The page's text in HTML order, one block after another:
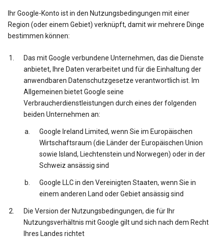
Ihr Google-Konto ist in den Nutzungsbedingungen mit einer
Region (oder einem Gebiet) verknüpft, damit wir mehrere Dinge
bestimmen können:
Das mit Google verbundene Unternehmen, das die Dienste
anbietet, Ihre Daten verarbeitet und für die Einhaltung der
anwendbaren Datenschutzgesetze verantwortlich ist. Im
Allgemeinen bietet Google seine
Verbraucherdienstleistungen durch eines der folgenden
beiden Unternehmen an:
Google Ireland Limited, wenn Sie im Europäischen
Wirtschaftsraum (die Länder der Europäischen Union
sowie Island, Liechtenstein und Norwegen) oder in der
Schweiz ansässig sind
Google LLC in den Vereinigten Staaten, wenn Sie in
einem anderen Land oder Gebiet ansässig sind
Die Version der Nutzungsbedingungen, die für Ihr
Nutzungsverhältnis mit Google gilt und sich nach dem Recht
Ihres Landes richtet